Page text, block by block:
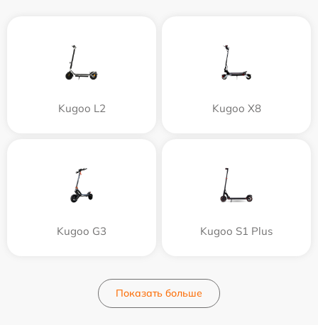
Kugoo L2 Kugoo X8
Kugoo G3 Kugoo S1 Plus
Показать больше